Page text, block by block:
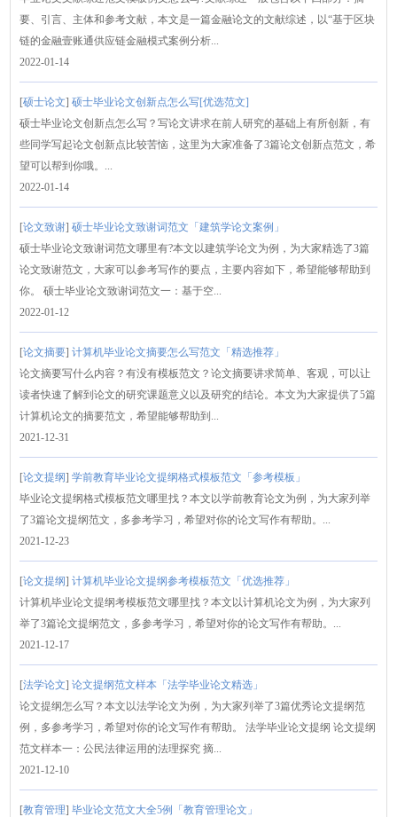
要、引言、主体和参考文献，本文是一篇金融论文的文献综述，以“基于区块
链的金融壹账通供应链金融模式案例分析...
2022-01-14
[硕士论文]硕士毕业论文创新点怎么写[优选范文]
硕士毕业论文创新点怎么写？写论文讲求在前人研究的基础上有所创新，有
些同学写起论文创新点比较苦恼，这里为大家准备了3篇论文创新点范文，希
望可以帮到你哦。...
2022-01-14
[论文致谢]硕士毕业论文致谢词范文「建筑学论文案例」
硕士毕业论文致谢词范文哪里有?本文以建筑学论文为例，为大家精选了3篇
论文致谢范文，大家可以参考写作的要点，主要内容如下，希望能够帮助到
你。 硕士毕业论文致谢词范文一：基于空...
2022-01-12
[论文摘要]计算机毕业论文摘要怎么写范文「精选推荐」
论文摘要写什么内容？有没有模板范文？论文摘要讲求简单、客观，可以让
读者快速了解到论文的研究课题意义以及研究的结论。本文为大家提供了5篇
计算机论文的摘要范文，希望能够帮助到...
2021-12-31
[论文提纲]学前教育毕业论文提纲格式模板范文「参考模板」
毕业论文提纲格式模板范文哪里找？本文以学前教育论文为例，为大家列举
了3篇论文提纲范文，多参考学习，希望对你的论文写作有帮助。...
2021-12-23
[论文提纲]计算机毕业论文提纲参考模板范文「优选推荐」
计算机毕业论文提纲考模板范文哪里找？本文以计算机论文为例，为大家列
举了3篇论文提纲范文，多参考学习，希望对你的论文写作有帮助。...
2021-12-17
[法学论文]论文提纲范文样本「法学毕业论文精选」
论文提纲怎么写？本文以法学论文为例，为大家列举了3篇优秀论文提纲范
例，多参考学习，希望对你的论文写作有帮助。 法学毕业论文提纲 论文提纲
范文样本一：公民法律运用的法理探究 摘...
2021-12-10
[教育管理]毕业论文范文大全5例「教育管理论文」